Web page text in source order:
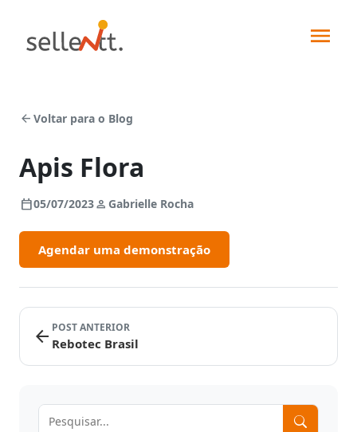
Soluções
vendas
Pedidos
Política
Comercial
Segmentos
Indústrias
Sellentt+
Indique
arrow_back Voltar para o Blog
Apis Flora
calendar_today05/07/2023person Gabrielle Rocha
Agendar uma demonstração
arrow_back POST ANTERIOR
Rebotec Brasil